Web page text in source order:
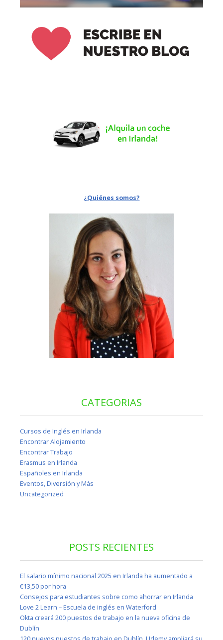
¿Quiénes somos?
CATEGORIAS
Cursos de Inglés en Irlanda
Encontrar Alojamiento
Encontrar Trabajo
Erasmus en Irlanda
Españoles en Irlanda
Eventos, Diversión y Más
Uncategorized
POSTS RECIENTES
El salario mínimo nacional 2025 en Irlanda ha aumentado a
€13,50 por hora
Consejos para estudiantes sobre como ahorrar en Irlanda
Love 2 Learn – Escuela de inglés en Waterford
Okta creará 200 puestos de trabajo en la nueva oficina de
Dublín